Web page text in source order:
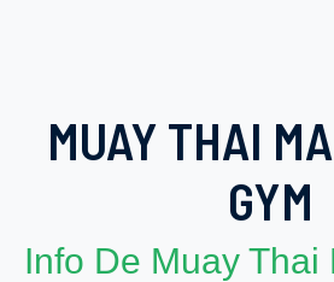
MUAY THAI
GYM
Info De Muay Thai